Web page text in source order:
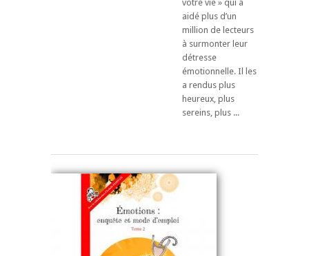
votre vie » qui a
aidé plus d’un
million de lecteurs
à surmonter leur
détresse
émotionnelle. Il les
a rendus plus
heureux, plus
sereins, plus ...